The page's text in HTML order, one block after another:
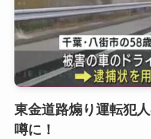
東金道路煽り運転犯
噂に！